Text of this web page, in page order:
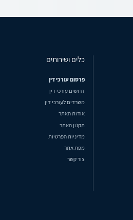
כלים ושירותים
פרסום עורכי דין
דרושים עורכי דין
משרדים לעורכי דין
אודות האתר
תקנון האתר
מדיניות הפרטיות
מפת אתר
צור קשר